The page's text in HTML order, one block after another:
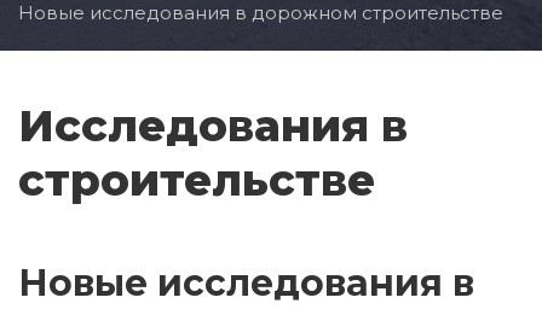
Новые исследования в дорожном строительстве
Исследования в
строительстве
Новые исследования в